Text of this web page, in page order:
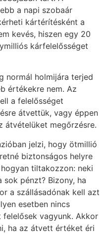
a napi szobaár
kártérítésként a
kevés, hiszen egy 20
kárfelelősséget
normál holmijára terjed
értékekre nem. Az
a felelősséget
átvettük, vagy éppen
átvételüket megőrzésre.
jelzi, hogy ötmillió
biztonságos helyre
tiltakozzon: neki
pénzt? Bizony, ha
a szállásadónak kell azt
esetben nincs
vagyunk. Akkor
ha az átvett értéket éri